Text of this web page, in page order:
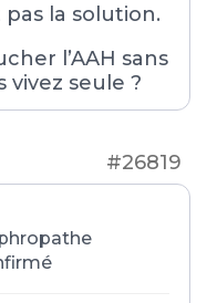
la solution.
l’AAH sans
vivez seule ?
#26819